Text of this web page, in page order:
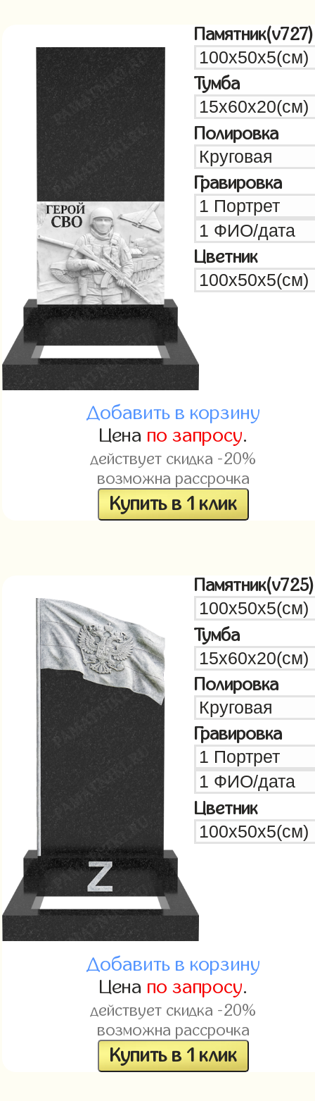
Памятник(v727)
Тумба
Полировка
Гравировка
Цветник
Добавить в корзину
Цена по запросу.
действует скидка -20%
возможна рассрочка
Купить в 1 клик
Памятник(v725)
Тумба
Полировка
Гравировка
Цветник
Добавить в корзину
Цена по запросу.
действует скидка -20%
возможна рассрочка
Купить в 1 клик